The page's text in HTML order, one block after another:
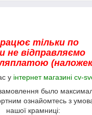
тільки по
не відправляємо
у інтернет магазині cv-
было
ознайомтесь з
нашої крамниці: